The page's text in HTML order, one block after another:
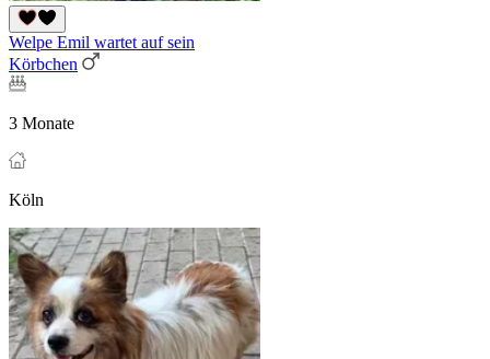
Welpe Emil wartet auf sein
Körbchen
3 Monate
Köln